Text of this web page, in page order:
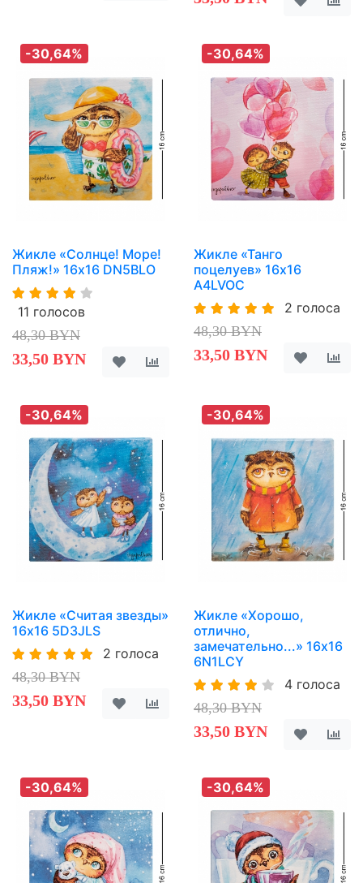
-30,64%
Жикле «Солнце! Море!
Пляж!» 16х16 DN5BLO
11 голосов
48,30 BYN
33,50 BYN
-30,64%
Жикле «Танго
поцелуев» 16х16
A4LVOC
2 голоса
48,30 BYN
33,50 BYN
-30,64%
Жикле «Считая звезды»
16х16 5D3JLS
2 голоса
48,30 BYN
33,50 BYN
-30,64%
Жикле «Хорошо,
отлично,
замечательно...» 16х16
6N1LCY
4 голоса
48,30 BYN
33,50 BYN
-30,64% -30,64%